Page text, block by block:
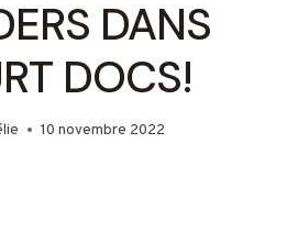
DANS
DOCS!
10 novembre 2022